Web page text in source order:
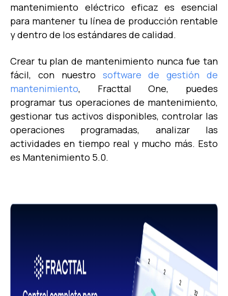
mantenimiento eléctrico eficaz es esencial
para mantener tu línea de producción rentable
y dentro de los estándares de calidad.
Crear tu plan de mantenimiento nunca fue tan
fácil, con nuestro software de gestión de
mantenimiento, Fracttal One, puedes
programar tus operaciones de mantenimiento,
gestionar tus activos disponibles, controlar las
operaciones programadas, analizar las
actividades en tiempo real y mucho más. Esto
es Mantenimiento 5.0.